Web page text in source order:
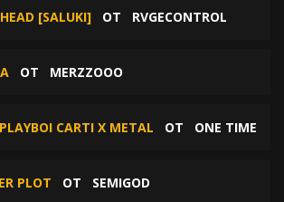
[SALUKI] ОТ RVGECONTROL
ОТ MERZZOOO
CARTI X METAL ОТ ONE TIME
PLOT ОТ SEMIGOD